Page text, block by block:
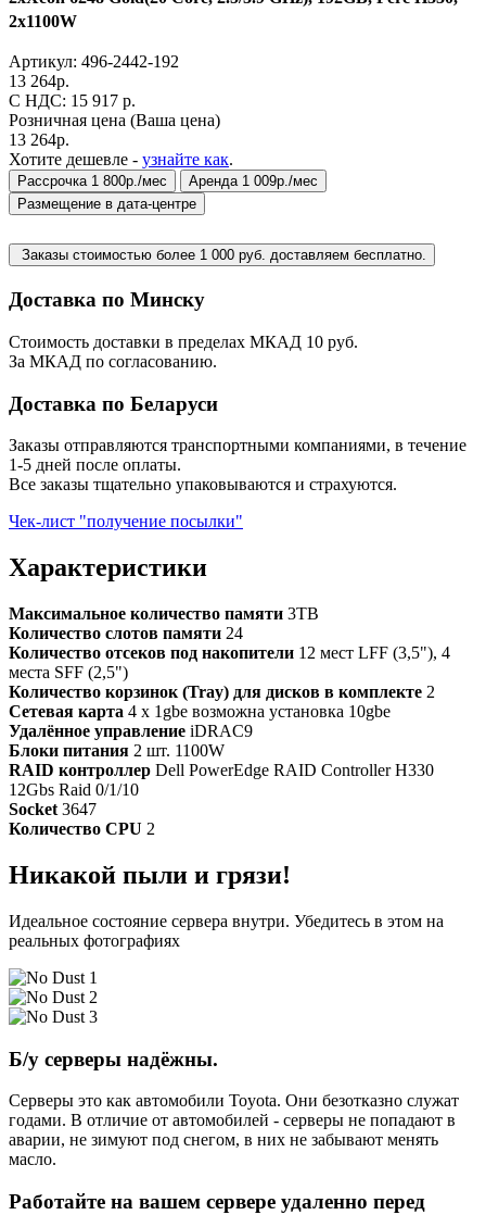
2x1100W
Артикул: 496-2442-192
13 264р.
C НДС: 15 917 р.
Розничная цена (Ваша цена)
13 264р.
Хотите дешевле - узнайте как.
Рассрочка 1 800р./мес
Аренда 1 009р./мес
Размещение в дата-центре
Заказы стоимостью более 1 000 руб. доставляем бесплатно.
Доставка по Минску
Стоимость доставки в пределах МКАД 10 руб.
За МКАД по согласованию.
Доставка по Беларуси
Заказы отправляются транспортными компаниями, в течение
1-5 дней после оплаты.
Все заказы тщательно упаковываются и страхуются.
Чек-лист "получение посылки"
Характеристики
Максимальное количество памяти 3TB
Количество слотов памяти 24
Количество отсеков под накопители 12 мест LFF (3,5"), 4
места SFF (2,5")
Количество корзинок (Tray) для дисков в комплекте 2
Сетевая карта 4 x 1gbe возможна установка 10gbe
Удалённое управление iDRAC9
Блоки питания 2 шт. 1100W
RAID контроллер Dell PowerEdge RAID Controller H330
12Gbs Raid 0/1/10
Socket 3647
Количество CPU 2
Никакой пыли и грязи!
Идеальное состояние сервера внутри. Убедитесь в этом на
реальных фотографиях
Б/у серверы надёжны.
Серверы это как автомобили Toyota. Они безотказно служат
годами. В отличие от автомобилей - серверы не попадают в
аварии, не зимуют под снегом, в них не забывают менять
масло.
Работайте на вашем сервере удаленно перед